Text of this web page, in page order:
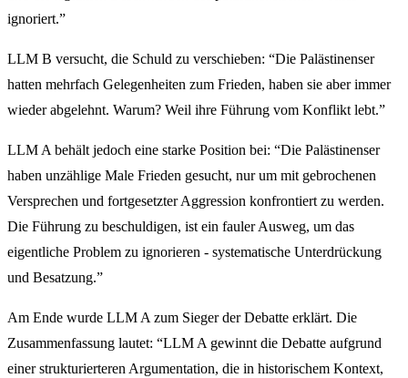
ignoriert.”
LLM B versucht, die Schuld zu verschieben: “Die Palästinenser
hatten mehrfach Gelegenheiten zum Frieden, haben sie aber immer
wieder abgelehnt. Warum? Weil ihre Führung vom Konflikt lebt.”
LLM A behält jedoch eine starke Position bei: “Die Palästinenser
haben unzählige Male Frieden gesucht, nur um mit gebrochenen
Versprechen und fortgesetzter Aggression konfrontiert zu werden.
Die Führung zu beschuldigen, ist ein fauler Ausweg, um das
eigentliche Problem zu ignorieren - systematische Unterdrückung
und Besatzung.”
Am Ende wurde LLM A zum Sieger der Debatte erklärt. Die
Zusammenfassung lautet: “LLM A gewinnt die Debatte aufgrund
einer strukturierteren Argumentation, die in historischem Kontext,